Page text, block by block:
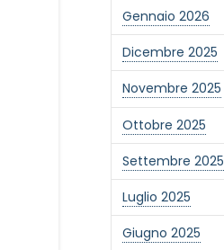
Gennaio 2026
Dicembre 2025
Novembre 2025
Ottobre 2025
Settembre 2025
Luglio 2025
Giugno 2025